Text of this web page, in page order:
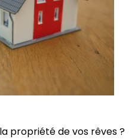
propriété de vos rêves ?